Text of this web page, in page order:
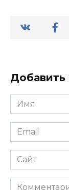
Добавить
Имя
*
Email
*
Сайт
Комментарий